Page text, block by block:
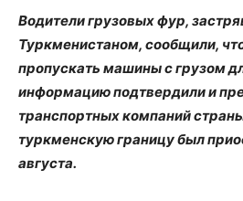
Водители грузовых фур,
Туркменистаном, сообщили,
пропускать машины с грузом
информацию подтвердили и
транспортных компаний
туркменскую границу был
августа.